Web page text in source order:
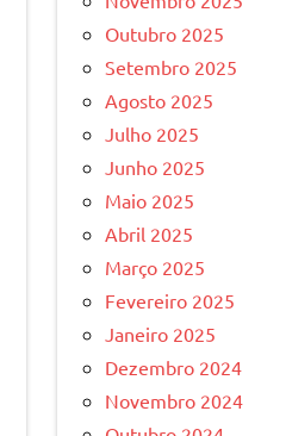
Outubro 2025
Setembro 2025
Agosto 2025
Julho 2025
Junho 2025
Maio 2025
Abril 2025
Março 2025
Fevereiro 2025
Janeiro 2025
Dezembro 2024
Novembro 2024